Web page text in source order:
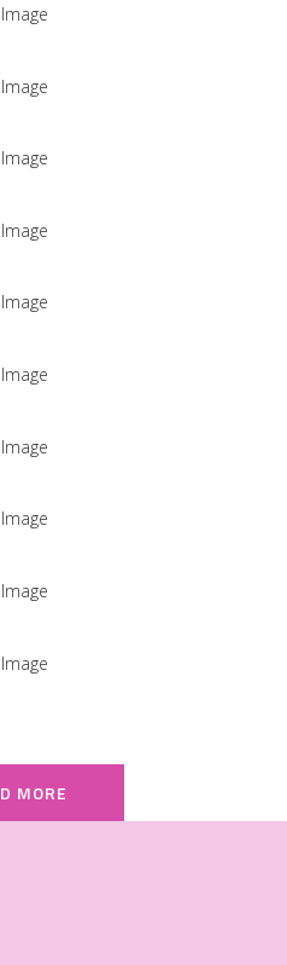
Design
Concept
Ad
Path
MORE